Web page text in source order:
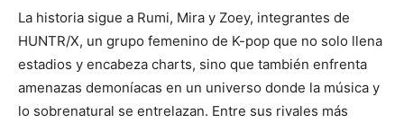
La historia sigue a Rumi, Mira y Zoey, integrantes de
HUNTR/X, un grupo femenino de K-pop que no solo llena
estadios y encabeza charts, sino que también enfrenta
amenazas demoníacas en un universo donde la música y
lo sobrenatural se entrelazan. Entre sus rivales más